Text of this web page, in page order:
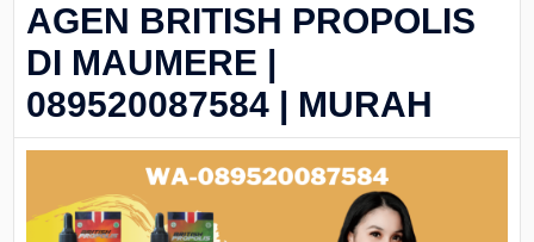
AGEN BRITISH PROPOLIS
DI MAUMERE |
089520087584 | MURAH